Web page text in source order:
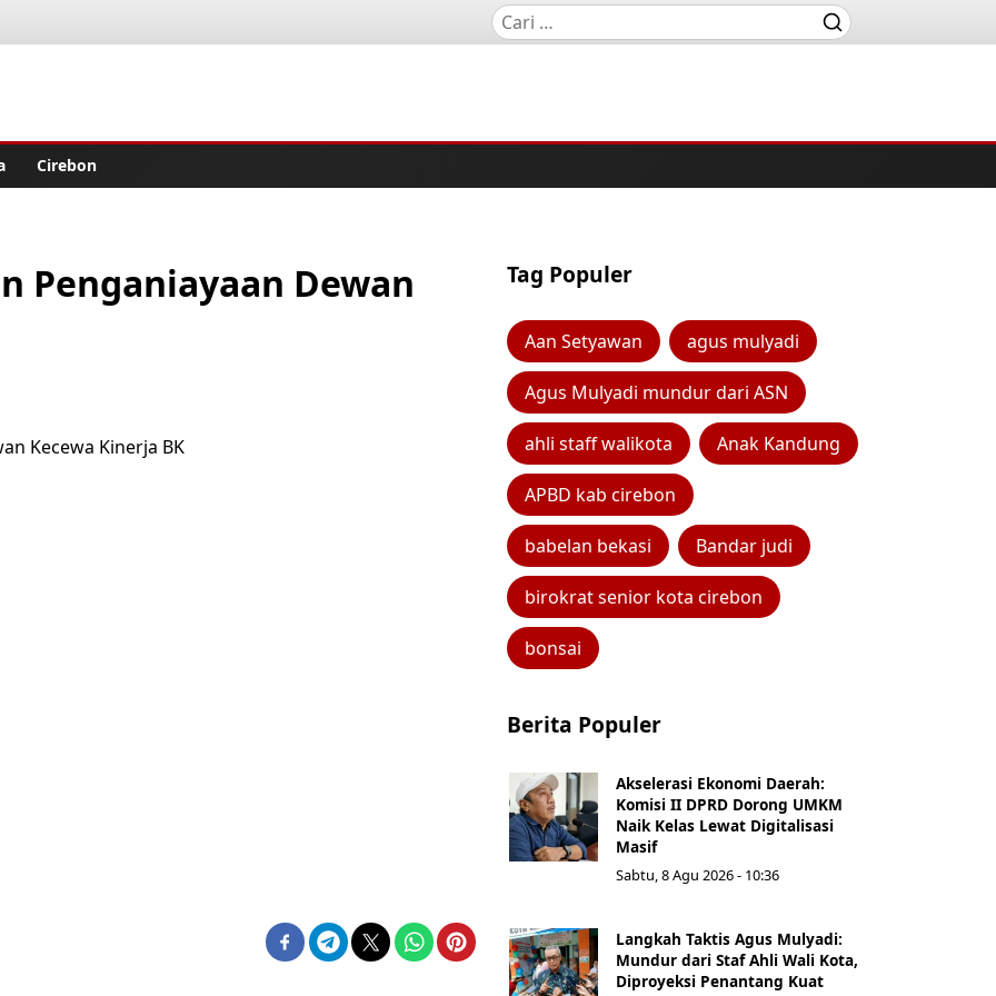
Cirebon
Penganiayaan Dewan
Tag Populer
Aan Setyawan agus mulyadi
Agus Mulyadi mundur dari ASN
ahli staff walikota Anak Kandung
APBD kab cirebon
babelan bekasi Bandar judi
birokrat senior kota cirebon
bonsai
Berita Populer
Akselerasi Ekonomi Daerah:
Komisi II DPRD Dorong UMKM
Naik Kelas Lewat Digitalisasi
Masif
Sabtu, 8 Agu 2026 - 10:36
Langkah Taktis Agus Mulyadi:
Mundur dari Staf Ahli Wali Kota,
Diproyeksi Penantang Kuat